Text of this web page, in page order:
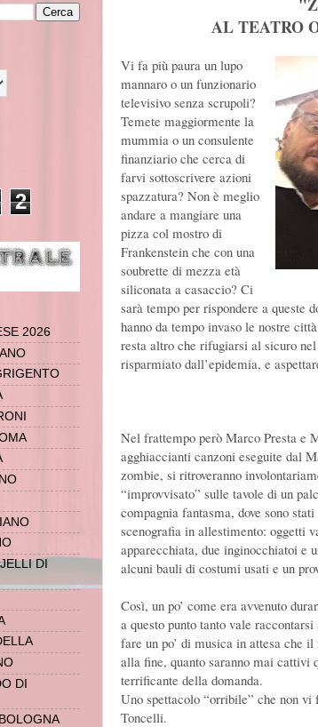
AL TEATRO
Vi fa più paura un lupo
mannaro o un funzionario
televisivo senza scrupoli?
Temete maggiormente la
mummia o un consulente
finanziario che cerca di
farvi sottoscrivere azioni
spazzatura? Non è meglio
andare a mangiare una
pizza col mostro di
Frankenstein che con una
soubrette di mezza età
siliconata a casaccio? Ci
sarà tempo per rispondere a queste
hanno da tempo invaso le nostre
resta altro che rifugiarsi al sicuro
risparmiato dall’epidemia, e
Nel frattempo però Marco Presta e
agghiaccianti canzoni eseguite dal
zombie, si ritroveranno
“improvvisato” sulle tavole di un
compagnia fantasma, dove sono
scenografia in allestimento: oggetti
apparecchiata, due inginocchiatoi e
alcuni bauli di costumi usati e un
Così, un po’ come era avvenuto
a questo punto tanto vale
fare un po’ di musica in attesa che
alla fine, quanto saranno mai cattivi
terrificante della domanda.
Uno spettacolo “orribile” che non
Toncelli.
2
2026
DI
DI